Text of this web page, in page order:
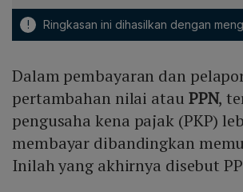
! Ringkasan ini dihasilkan dengan
Dalam pembayaran dan
pertambahan nilai atau PPN,
pengusaha kena pajak (PKP)
membayar dibandingkan
Inilah yang akhirnya disebut